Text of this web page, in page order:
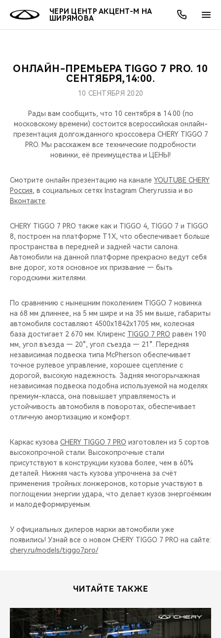
ЧЕРИ ЦЕНТР АКЦЕНТ-М НА
ШИРЯМОВА
МОДЕЛИ
КРОССОВЕРЫ
НОВИНКИ
ПОКУПАТЕЛЯМ
КРЕДИТ И СТРАХОВАНИЕ
ВЛАДЕЛЬЦАМ
ЗАПЧАСТИ И АКСЕССУАРЫ
ПОДДЕРЖКА
МИР CHERY
О БРЕНДЕ
CHERY В СОЦСЕТЯХ
БЛАГОТВОРИТЕЛЬНОСТЬ
CHERY REMOTE
CHERY И СПОРТ
НАШИ МЕРОПРИЯТИЯ
CHERY ДЛЯ ДЕТЕЙ
АКЦИИ
ОНЛАЙН СЕРВИСЫ
КРЕДИТ
О КОМПАНИИ
МЫ В СОЦСЕТЯХ
ОНЛАЙН-ПРЕМЬЕРА TIGGO 7 PRO. 10
СЕНТЯБРЯ,14:00.
10 СЕНТЯБРЯ 2020
Рады вам сообщить, что 10 сентября в 14.00 (по
московскому времени) состоится всероссийская онлайн-
презентация долгожданного кроссовера CHERY TIGGO 7
PRO. Мы расскажем все технические подробности
новинки, её преимущества и ЦЕНЫ!
Смотрите онлайн презентацию на канале YOUTUBE CHERY
Россия , в социальных сетях Instagram Chery.russia и во
Вконтакте
CHERY TIGGO 7 PRO также как и TIGGO 4, TIGGO 7 и TIGGO
8, построен на платформе T1X, что обеспечивает больше
пространства в передней и задней части салона.
Автомобили на данной платформе прекрасно ведут себя
вне дорог, хотя основное их призвание — быть
городскими жителями.
По сравнению с нынешним поколением TIGGO 7 новинка
на 68 мм длиннее, на 5 мм шире и на 35 мм выше, габариты
автомобиля составляют 4500х1842х1705 мм, колесная
база достигает 2 670 мм. Клиренс TIGGO 7 PRO равен 190
мм, угол въезда — 20°, угол съезда — 21°. Передняя
независимая подвеска типа McPherson обеспечивает
точное рулевое управление, хорошее сцепление с
дорогой, высокую надежность. Задняя многорычажная
независимая подвеска подобна используемой на моделях
премиум-класса, она повышает управляемость и
устойчивость автомобиля в поворотах, обеспечивает
отличную амортизацию и комфорт.
Каркас кузова CHERY TIGGO 7 PRO изготовлен из 5 сортов
высокопрочной стали. Высокопрочные стали
присутствуют в конструкции кузова более, чем в 60%
деталей. Нижняя часть кузова упрочнена за счёт
применения тройных лонжеронов, которые участвуют в
поглощении энергии удара, что делает кузов энергоёмким
и малодеформируемым.
У официальных дилеров марки автомобили уже
появились! Узнай все о новом CHERY TIGGO 7 PRO на сайте:
chery.ru/models/tiggo7pro/
ЧИТАЙТЕ ТАКЖЕ